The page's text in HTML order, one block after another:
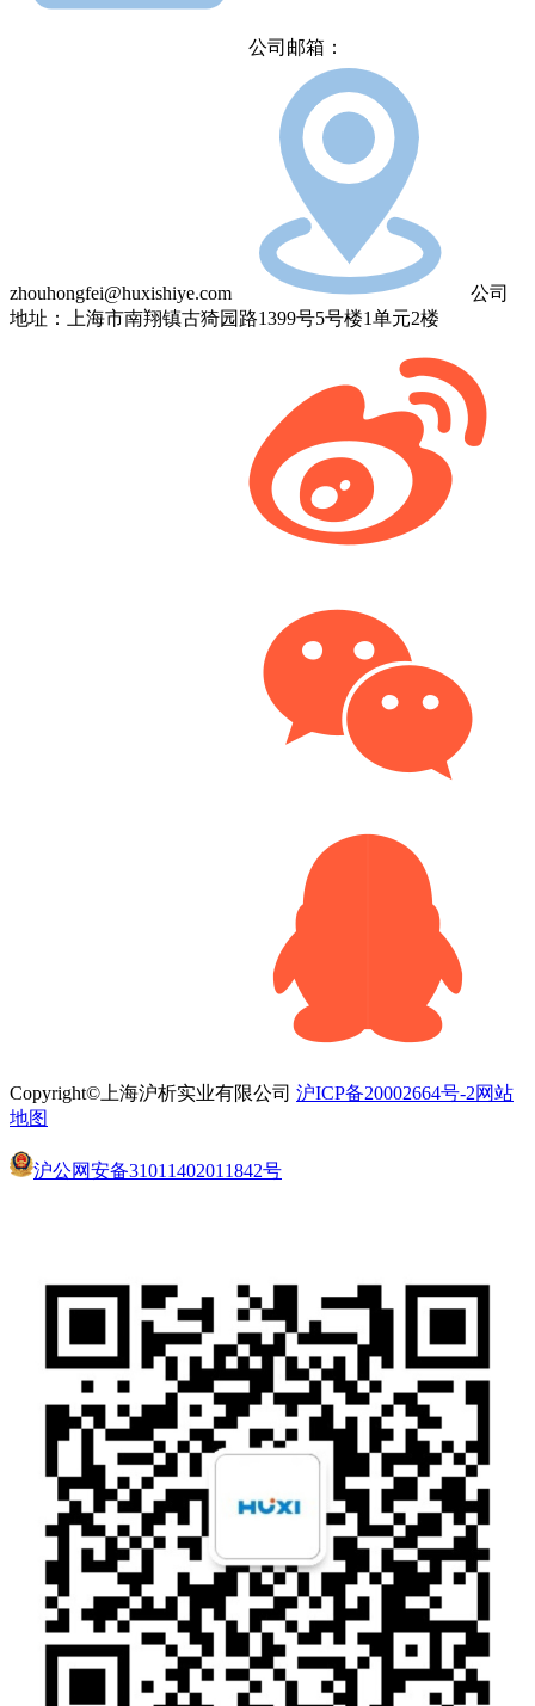
公司邮箱：
zhouhongfei@huxishiye.com
公司
地址：上海市南翔镇古猗园路1399号5号楼1单元2楼
Copyright©上海沪析实业有限公司 沪ICP备20002664号-2网站
地图
沪公网安备31011402011842号